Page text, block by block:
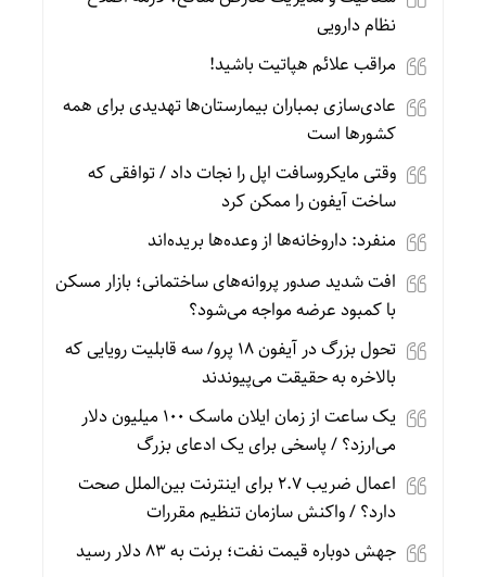
نظام دارویی
مراقب علائم هپاتیت باشید!
عادی‌سازی بمباران بیمارستان‌ها تهدیدی برای همه
کشورها است
وقتی مایکروسافت اپل را نجات داد / توافقی که
ساخت آیفون را ممکن کرد
منفرد: داروخانه‌ها از وعده‌ها بریده‌اند
افت شدید صدور پروانه‌های ساختمانی؛ بازار مسکن
با کمبود عرضه مواجه می‌شود؟
تحول بزرگ در آیفون ۱۸ پرو/ سه قابلیت رویایی که
بالاخره به حقیقت می‌پیوندند
یک ساعت از زمان ایلان ماسک ۱۰۰ میلیون دلار
می‌ارزد؟ / پاسخی برای یک ادعای بزرگ
اعمال ضریب ۲.۷ برای اینترنت بین‌الملل صحت
دارد؟ / واکنش سازمان تنظیم مقررات
جهش دوباره قیمت نفت؛ برنت به ۸۳ دلار رسید